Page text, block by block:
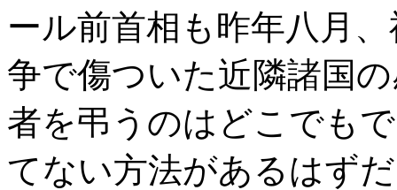
ール前首相も昨年八月
争で傷ついた近隣諸国
者を弔うのはどこでも
てない方法があるはず